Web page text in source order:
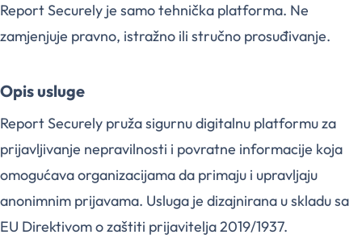
Report Securely je samo tehnička platforma. Ne
zamjenjuje pravno, istražno ili stručno prosuđivanje.
Opis usluge
Report Securely pruža sigurnu digitalnu platformu za
prijavljivanje nepravilnosti i povratne informacije koja
omogućava organizacijama da primaju i upravljaju
anonimnim prijavama. Usluga je dizajnirana u skladu sa
EU Direktivom o zaštiti prijavitelja 2019/1937.